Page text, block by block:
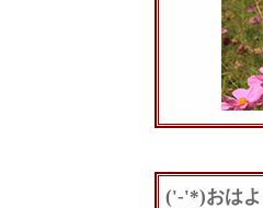
('-'*)おはよ